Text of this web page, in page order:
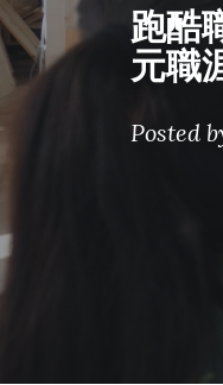
跑酷
元職
Posted